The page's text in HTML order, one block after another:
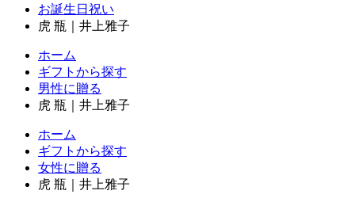
お誕生日祝い
虎 瓶｜井上雅子
ホーム
ギフトから探す
男性に贈る
虎 瓶｜井上雅子
ホーム
ギフトから探す
女性に贈る
虎 瓶｜井上雅子